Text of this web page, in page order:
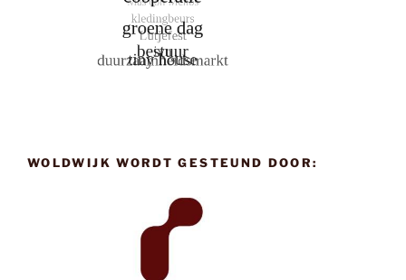
WOLDWIJK WORDT GESTEUND DOOR: